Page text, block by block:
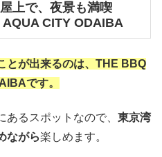
上で、夜景も満喫
CITY ODAIBA
とが出来るのは、THE BBQ
です。
るスポットなので、 東京湾
ながら楽しめます。